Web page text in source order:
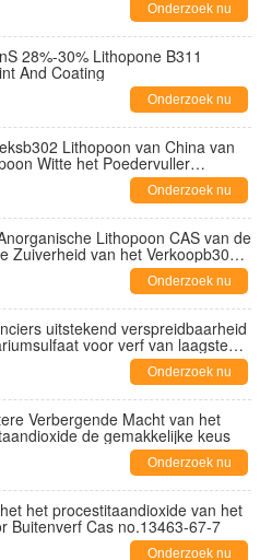
Onderzoek nu
28%-30% Lithopone B311
And Coating
Onderzoek nu
Lithopoon van China van
Witte het Poedervuller
Onderzoek nu
Lithopoon CAS van de
Zuiverheid van het Verkoopb301
Onderzoek nu
uitstekend verspreidbaarheid
voor verf van laagste
Onderzoek nu
Verbergende Macht van het
de gemakkelijke keus
Onderzoek nu
het procestitaandioxide van het
Buitenverf Cas no.13463-67-7
Onderzoek nu